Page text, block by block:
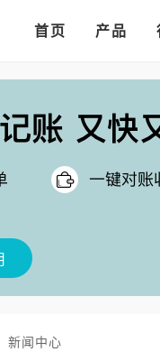
首页 产品
多语言、多币种
更高效
新闻中心